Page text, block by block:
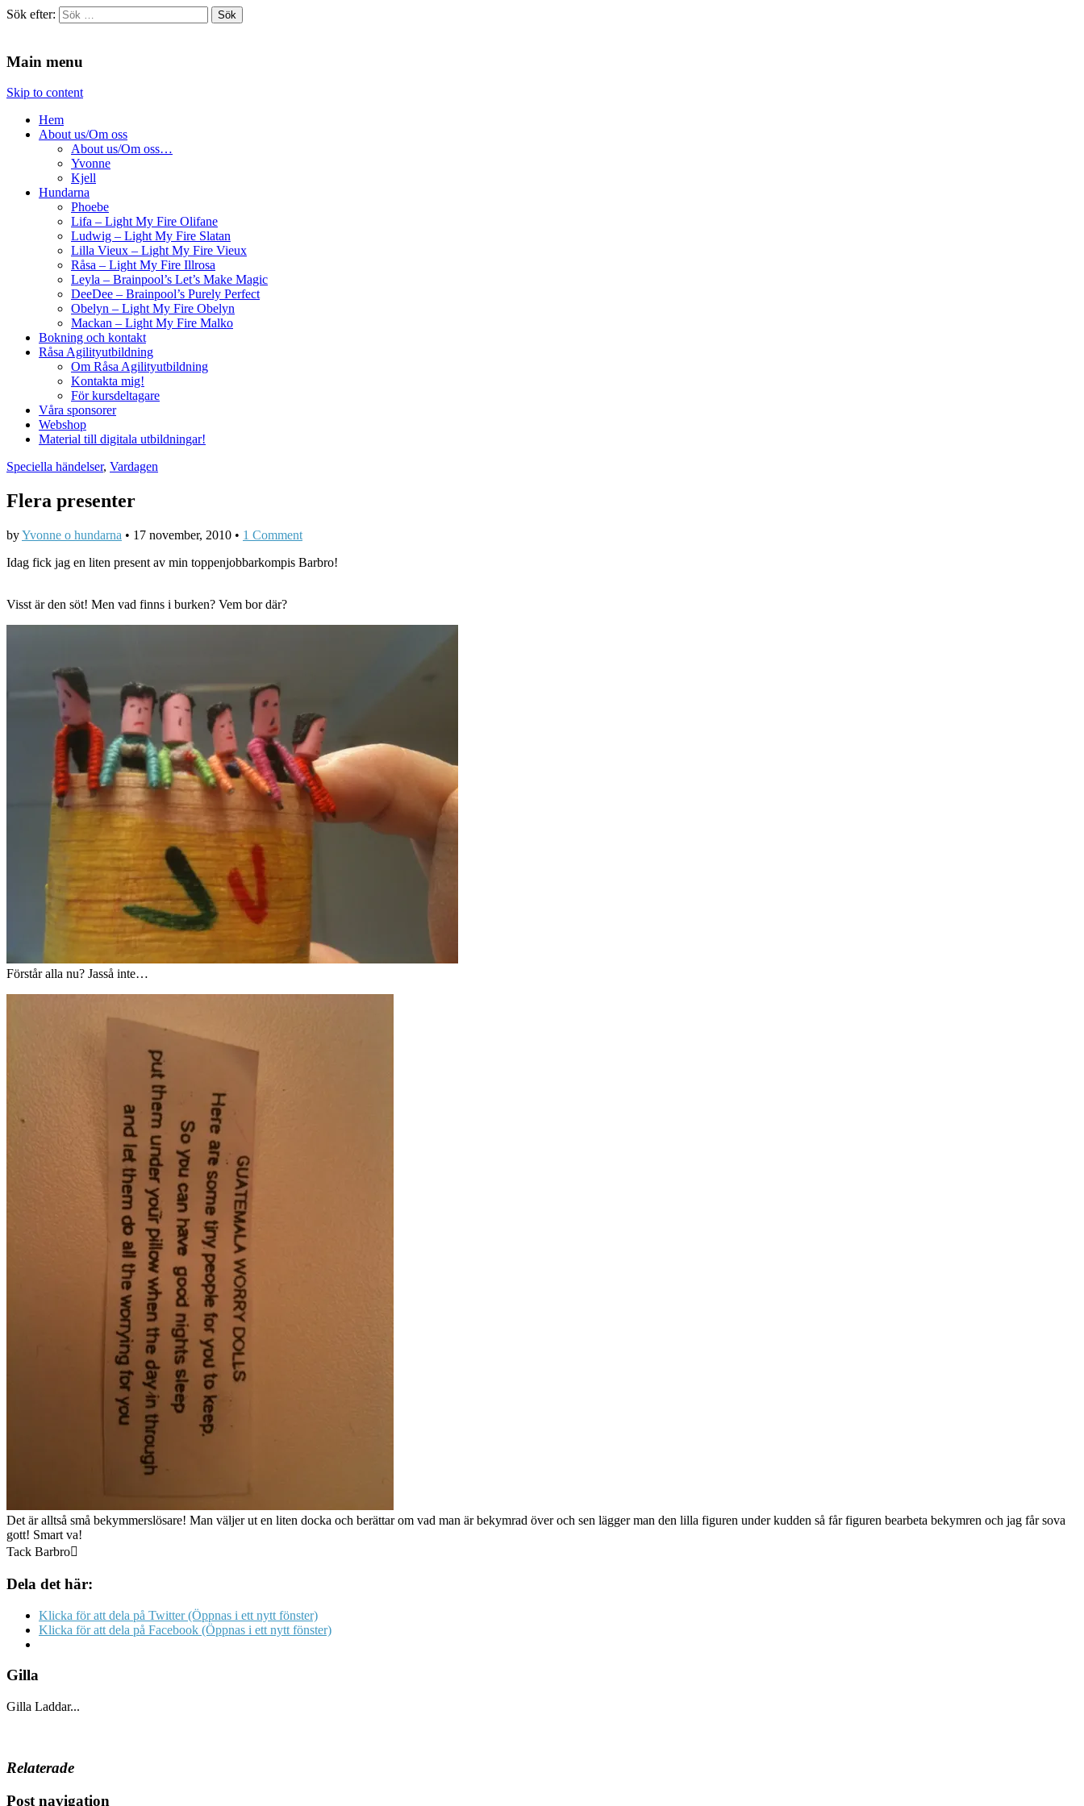
Sök efter:
Main menu
Skip to content
Hem
About us/Om oss
About us/Om oss…
Yvonne
Kjell
Hundarna
Phoebe
Lifa – Light My Fire Olifane
Ludwig – Light My Fire Slatan
Lilla Vieux – Light My Fire Vieux
Råsa – Light My Fire Illrosa
Leyla – Brainpool’s Let’s Make Magic
DeeDee – Brainpool’s Purely Perfect
Obelyn – Light My Fire Obelyn
Mackan – Light My Fire Malko
Bokning och kontakt
Råsa Agilityutbildning
Om Råsa Agilityutbildning
Kontakta mig!
För kursdeltagare
Våra sponsorer
Webshop
Material till digitala utbildningar!
Speciella händelser, Vardagen
Flera presenter
byYvonne o hundarna • 17 november, 2010 • 1 Comment
Idag fick jag en liten present av min toppenjobbarkompis Barbro!
Visst är den söt! Men vad finns i burken? Vem bor där?
Förstår alla nu? Jasså inte…
Det är alltså små bekymmerslösare! Man väljer ut en liten docka och berättar om vad man är bekymrad över och sen lägger man den lilla figuren under kudden så får figuren bearbeta bekymren och jag får sova
gott! Smart va!
Tack Barbro
Dela det här:
Klicka för att dela på Twitter (Öppnas i ett nytt fönster)
Klicka för att dela på Facebook (Öppnas i ett nytt fönster)
Gilla
Gilla Laddar...
Relaterade
Post navigation